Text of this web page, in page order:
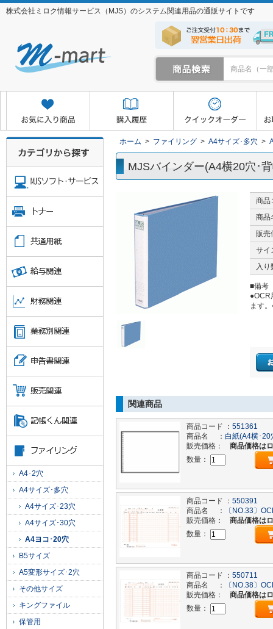
株式会社ミロク情報サービス（MJS）のシステム関連用品の通販サイトです
お取り寄せサービス マイページ
ホーム > ファイリング > A4サイズ･多穴 >
MJSバインダー(A4横20穴･
商品
商品
販売
サイ
入り
■備考
●OCR
ます
関連商品
商品コード ： 551361
商品名 ： 白紙(A4横･20
販売価格：
商品価格は
数量：
商品コード ： 550391
商品名 ：
〔NO.33〕
販売価格：
商品価格は
数量：
商品コード ： 550711
商品名 ：
〔NO.38〕
販売価格：
商品価格は
数量：
A4･2穴
A4サイズ･多穴
A4サイズ･23穴
A4サイズ･30穴
A4ヨコ･20穴
B5サイズ
A5変形サイズ･2穴
その他サイズ
キングファイル
保管用